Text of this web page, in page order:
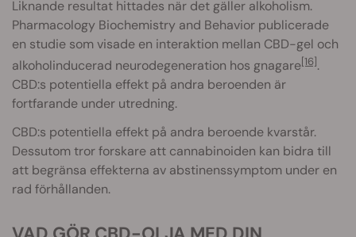
Liknande resultat hittades när det gäller alkoholism.
Pharmacology Biochemistry and Behavior publicerade
en studie som visade en interaktion mellan CBD-gel och
alkoholinducerad neurodegeneration hos gnagare[16].
CBD:s potentiella effekt på andra beroenden är
fortfarande under utredning.
CBD:s potentiella effekt på andra beroende kvarstår.
Dessutom tror forskare att cannabinoiden kan bidra till
att begränsa effekterna av abstinenssymptom under en
rad förhållanden.